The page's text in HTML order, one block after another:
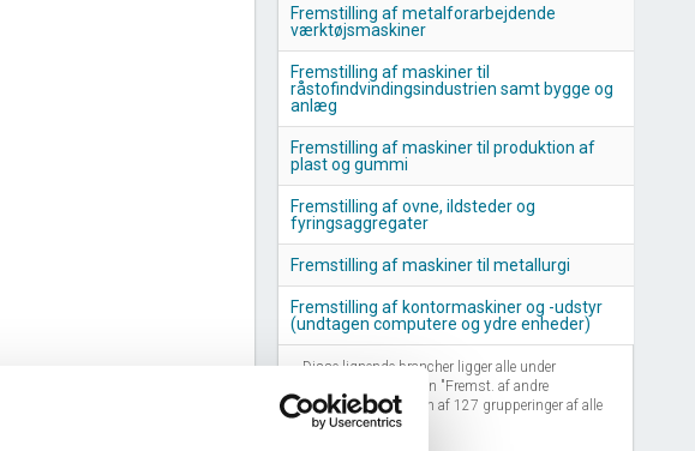
Fremstilling af metalforarbejdende
værktøjsmaskiner
Fremstilling af maskiner til
råstofindvindingsindustrien samt bygge og
anlæg
Fremstilling af maskiner til produktion af
plast og gummi
Fremstilling af ovne, ildsteder og
fyringsaggregater
Fremstilling af maskiner til metallurgi
Fremstilling af kontormaskiner og -udstyr
(undtagen computere og ydre enheder)
Disse lignende brancher ligger alle under
branchegrupperingen "Fremst. af andre
maskiner", som er én af 127 grupperinger af alle
brancher i Danmark.